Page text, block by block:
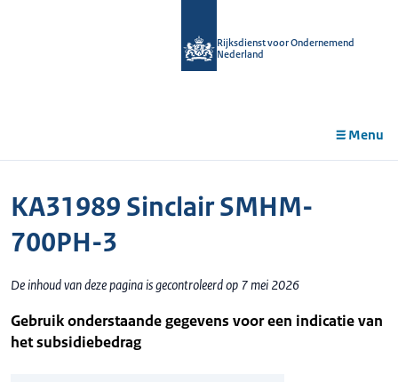
Rijksdienst voor Ondernemend
Nederland
Menu
KA31989 Sinclair SMHM-
700PH-3
De inhoud van deze pagina is gecontroleerd op 7 mei 2026
Gebruik onderstaande gegevens voor een indicatie van
het subsidiebedrag